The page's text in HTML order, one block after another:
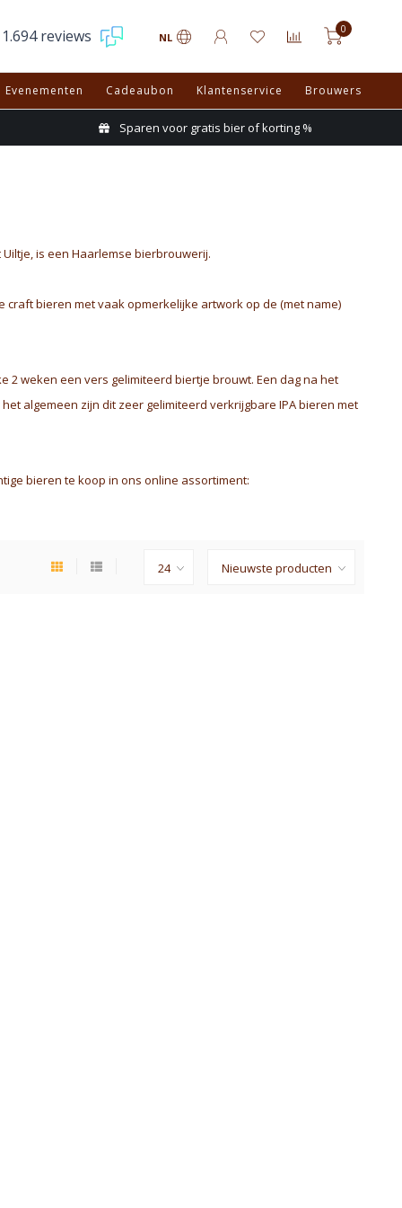
1.694 reviews NL
0
Evenementen Cadeaubon Klantenservice Brouwers
Sparen voor gratis bier of korting %
is een Haarlemse bierbrouwerij.
craft bieren met vaak opmerkelijke artwork op de (met name)
2 weken een vers gelimiteerd biertje brouwt. Een dag na het
algemeen zijn dit zeer gelimiteerd verkrijgbare IPA bieren met
bieren te koop in ons online assortiment: